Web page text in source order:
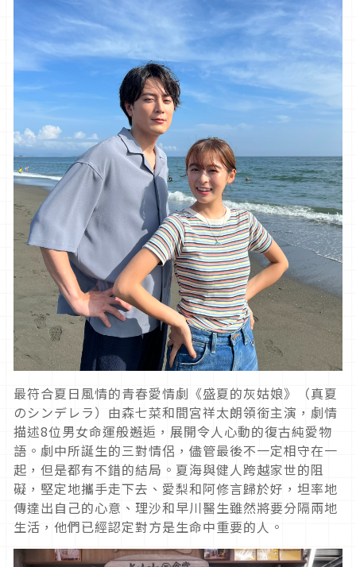
最符合夏日風情的青春愛情劇《盛夏的灰姑娘》（真夏
のシンデレラ）由森七菜和間宮祥太朗領銜主演，劇情
描述8位男女命運般邂逅，展開令人心動的復古純愛物
語。劇中所誕生的三對情侶，儘管最後不一定相守在一
起，但是都有不錯的結局。夏海與健人跨越家世的阻
礙，堅定地攜手走下去、愛梨和阿修言歸於好，坦率地
傳達出自己的心意、理沙和早川醫生雖然將要分隔兩地
生活，他們已經認定對方是生命中重要的人。